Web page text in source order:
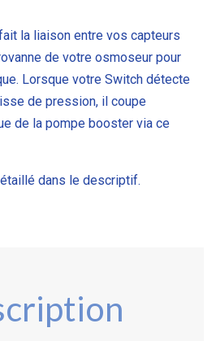
la liaison entre vos capteurs
de votre osmoseur pour
Lorsque votre Switch détecte
de pression, il coupe
de la pompe booster via ce
dans le descriptif.